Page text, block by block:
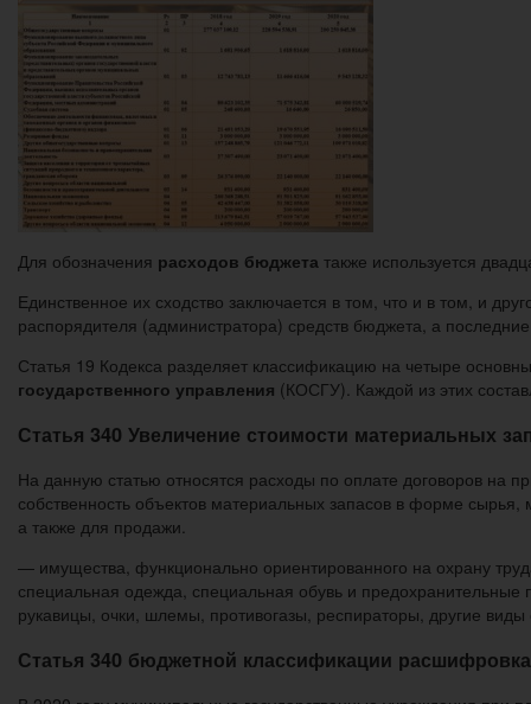
Для обозначения расходов бюджета также используется
Единственное их сходство заключается в том, что и в том, и
распорядителя (администратора) средств бюджета, а
Статья 19 Кодекса разделяет классификацию на четыре
государственного управления (КОСГУ). Каждой из этих
Статья 340 Увеличение стоимости материальных
На данную статью относятся расходы по оплате договоров на
собственность объектов материальных запасов в форме
а также для продажи.
— имущества, функционально ориентированного на охрану
специальная одежда, специальная обувь и
рукавицы, очки, шлемы, противогазы, респираторы, другие
Статья 340 бюджетной классификации